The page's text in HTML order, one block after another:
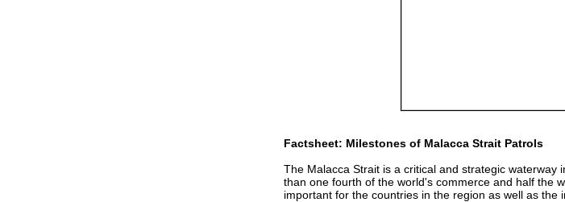
Factsheet: Milestones of Malacca Strait Patrols
The Malacca Strait is a critical and strategic waterway
than one fourth of the world's commerce and half the
important for the countries in the region as well as the